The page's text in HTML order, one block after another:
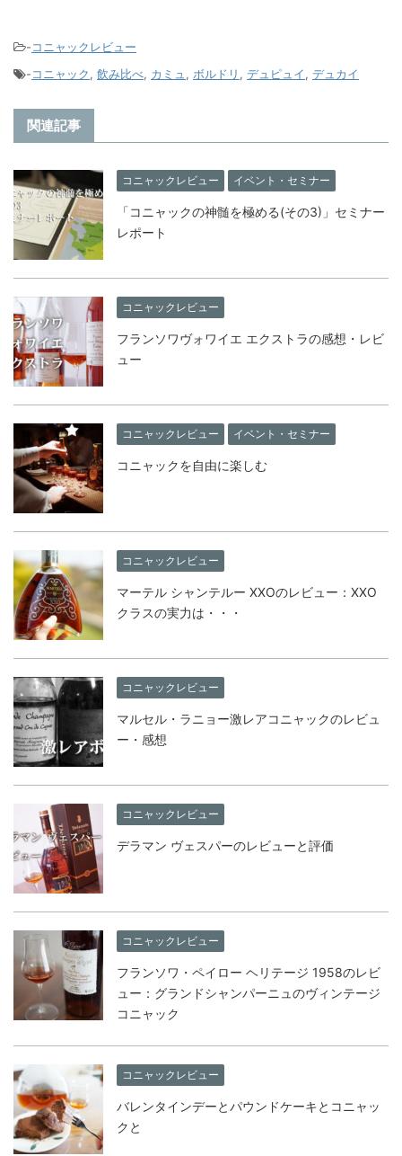
-コニャックレビュー
-コニャック, 飲み比べ, カミュ , ボルドリ , デュピュイ, デュカイ
関連記事
コニャックレビュー イベント・セミナー
「コニャックの神髄を極める(その3)」セミナー
レポート
コニャックレビュー
フランソワヴォワイエ エクストラの感想・レビ
ュー
コニャックレビュー イベント・セミナー
コニャックを自由に楽しむ
コニャックレビュー
マーテル シャンテルー XXOのレビュー：XXO
クラスの実力は・・・
コニャックレビュー
マルセル・ラニョー激レアコニャックのレビュ
ー・感想
コニャックレビュー
デラマン ヴェスパーのレビューと評価
コニャックレビュー
フランソワ・ペイロー ヘリテージ 1958のレビ
ュー：グランドシャンパーニュのヴィンテージ
コニャック
コニャックレビュー
バレンタインデーとパウンドケーキとコニャッ
クと